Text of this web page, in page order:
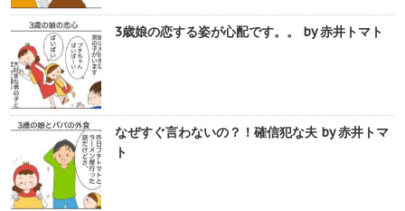
3歳娘の恋する姿が心配です。。 by 赤井トマト
なぜすぐ言わないの？！確信犯な夫 by 赤井トマ
ト